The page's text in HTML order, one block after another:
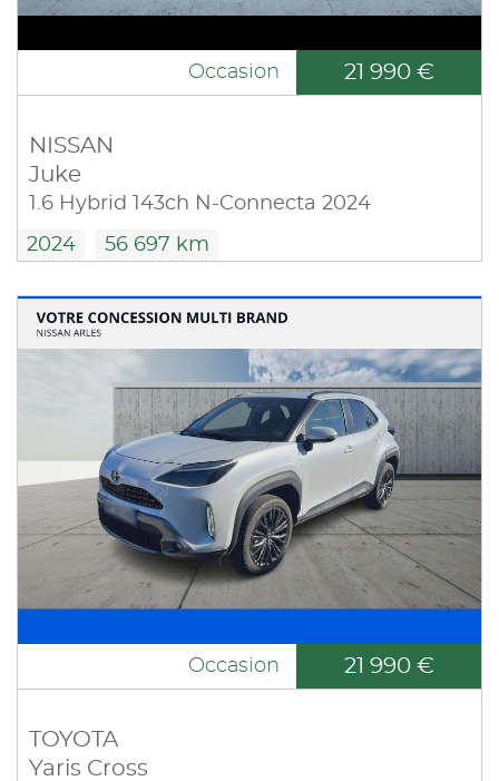
Occasion 21 990 €
NISSAN
Juke
1.6 Hybrid 143ch N-Connecta 2024
2024 56 697 km
Occasion 21 990 €
TOYOTA
Yaris Cross